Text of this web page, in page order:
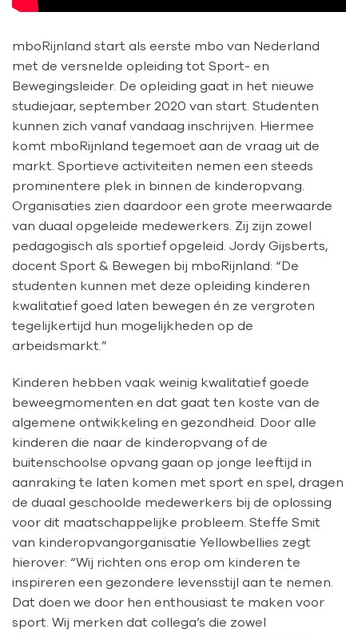
mboRijnland start als eerste mbo van Nederland
met de versnelde opleiding tot Sport- en
Bewegingsleider. De opleiding gaat in het nieuwe
studiejaar, september 2020 van start. Studenten
kunnen zich vanaf vandaag inschrijven. Hiermee
komt mboRijnland tegemoet aan de vraag uit de
markt. Sportieve activiteiten nemen een steeds
prominentere plek in binnen de kinderopvang.
Organisaties zien daardoor een grote meerwaarde
van duaal opgeleide medewerkers. Zij zijn zowel
pedagogisch als sportief opgeleid. Jordy Gijsberts,
docent Sport & Bewegen bij mboRijnland: “De
studenten kunnen met deze opleiding kinderen
kwalitatief goed laten bewegen én ze vergroten
tegelijkertijd hun mogelijkheden op de
arbeidsmarkt.”
Kinderen hebben vaak weinig kwalitatief goede
beweegmomenten en dat gaat ten koste van de
algemene ontwikkeling en gezondheid. Door alle
kinderen die naar de kinderopvang of de
buitenschoolse opvang gaan op jonge leeftijd in
aanraking te laten komen met sport en spel, dragen
de duaal geschoolde medewerkers bij de oplossing
voor dit maatschappelijke probleem. Steffe Smit
van kinderopvangorganisatie Yellowbellies zegt
hierover: “Wij richten ons erop om kinderen te
inspireren een gezondere levensstijl aan te nemen.
Dat doen we door hen enthousiast te maken voor
sport. Wij merken dat collega’s die zowel